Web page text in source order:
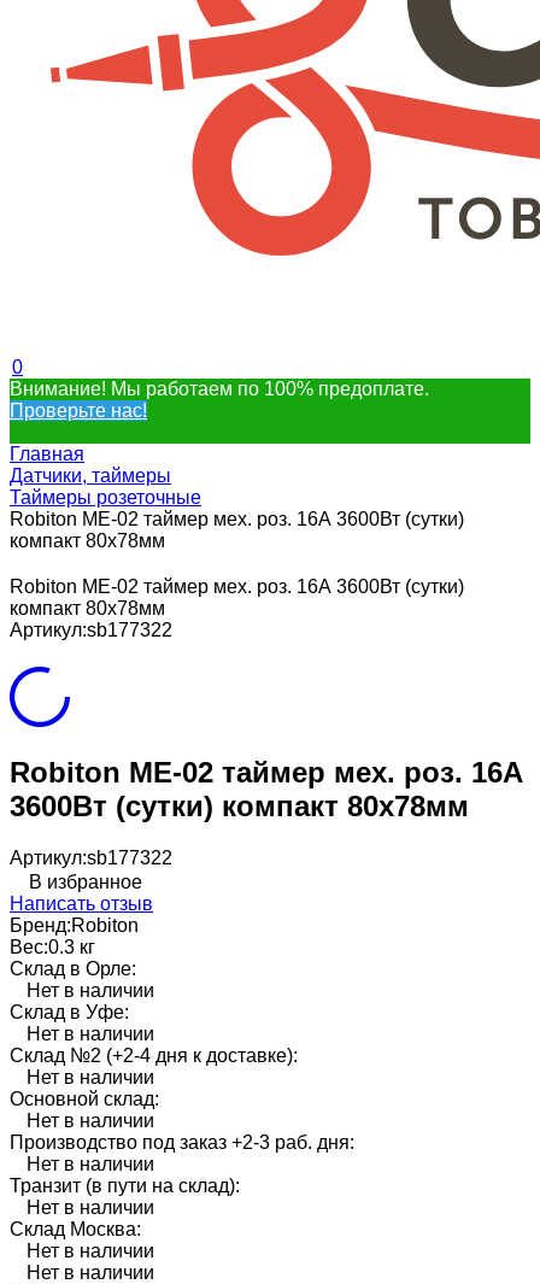
0
Внимание! Мы работаем по 100% предоплате.
Проверьте нас!
Главная
Датчики, таймеры
Таймеры розеточные
Robiton ME-02 таймер мех. роз. 16А 3600Вт (сутки)
компакт 80х78мм
Robiton ME-02 таймер мех. роз. 16А 3600Вт (сутки)
компакт 80х78мм
Артикул:sb177322
Robiton ME-02 таймер мех. роз. 16А
3600Вт (сутки) компакт 80х78мм
Артикул:sb177322
В избранное
Написать отзыв
Бренд:Robiton
Вес:0.3 кг
Склад в Орле:
Нет в наличии
Склад в Уфе:
Нет в наличии
Склад №2 (+2-4 дня к доставке):
Нет в наличии
Основной склад:
Нет в наличии
Производство под заказ +2-3 раб. дня:
Нет в наличии
Транзит (в пути на склад):
Нет в наличии
Склад Москва:
Нет в наличии
Нет в наличии